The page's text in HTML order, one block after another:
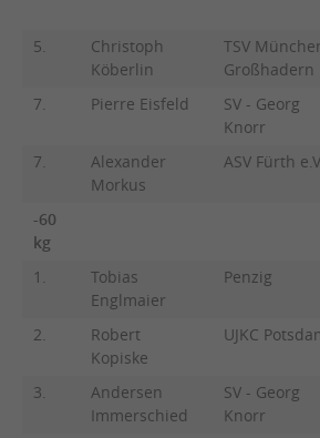
5.
Christoph
Köberlin
TSV
Großhadern
7. Pierre Eisfeld
SV - Georg
Knorr
7.
Alexander
Morkus
ASV Fürth
-60
kg
1.
Tobias
Englmaier
Penzig
2.
Robert
Kopiske
UJKC
3.
Andersen
Immerschied
SV - Georg
Knorr